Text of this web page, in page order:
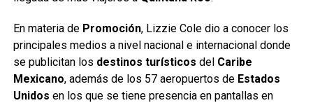
En materia de Promoción, Lizzie Cole dio a conocer los
principales medios a nivel nacional e internacional donde
se publicitan los destinos turísticos del Caribe
Mexicano, además de los 57 aeropuertos de Estados
Unidos en los que se tiene presencia en pantallas en